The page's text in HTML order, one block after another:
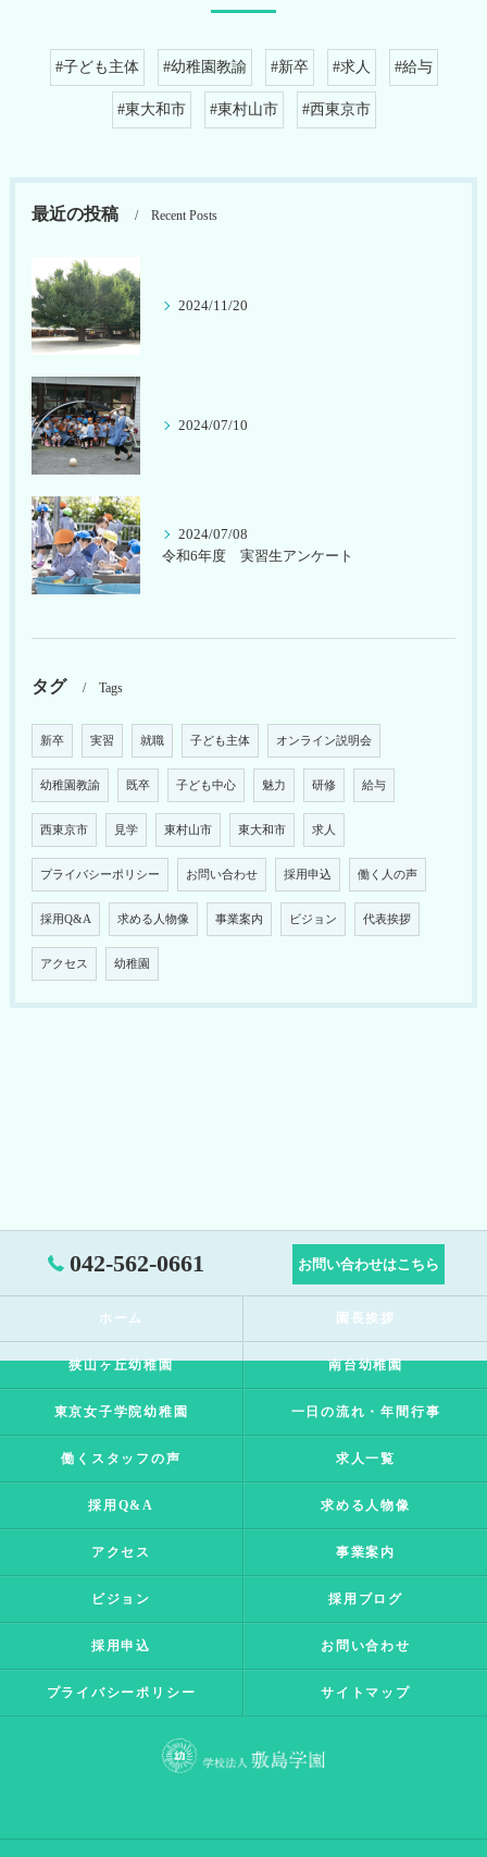
#子ども主体 #幼稚園教諭 #新卒 #求人 #給与
#東大和市 #東村山市 #西東京市
最近の投稿 Recent Posts
2024/11/20
2024/07/10
2024/07/08
令和6年度 実習生アンケート
タグ Tags
新卒 実習 就職 子ども主体 オンライン説明会
幼稚園教諭 既卒 子ども中心 魅力 研修 給与
西東京市 見学 東村山市 東大和市 求人
プライバシーポリシー お問い合わせ 採用申込 働く人の声
採用Q&A 求める人物像 事業案内 ビジョン 代表挨拶
アクセス 幼稚園
042-562-0661 お問い合わせはこちら
ホーム 園長挨拶
狭山ヶ丘幼稚園 南台幼稚園
東京女子学院幼稚園 一日の流れ・年間行事
働くスタッフの声 求人一覧
採用Q&A 求める人物像
アクセス 事業案内
ビジョン 採用ブログ
採用申込 お問い合わせ
プライバシーポリシー サイトマップ